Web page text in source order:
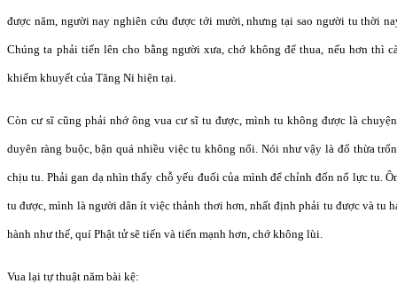
được năm, người nay nghiên cứu được tới mười, nhưng tại sao người tu thời
Chúng ta phải tiến lên cho bằng người xưa, chớ không để thua, nếu hơn thì
khiếm khuyết của Tăng Ni hiện tại.
Còn cư sĩ cũng phải nhớ ông vua cư sĩ tu được, mình tu không được là
duyên ràng buộc, bận quá nhiều việc tu không nổi. Nói như vậy là đổ thừa
chịu tu. Phải gan dạ nhìn thấy chỗ yếu đuối của mình để chỉnh đốn nổ lực tu.
tu được, mình là người dân ít việc thảnh thơi hơn, nhất định phải tu được và tu
hành như thế, quí Phật tử sẽ tiến và tiến mạnh hơn, chớ không lùi.
Vua lại tự thuật năm bài kệ: